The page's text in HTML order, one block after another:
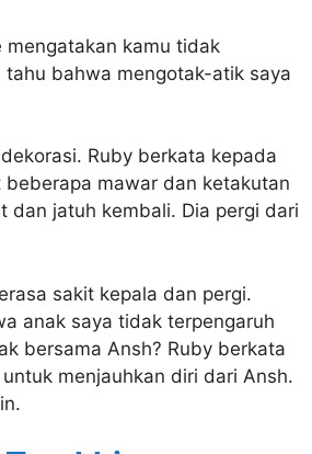
mengatakan kamu tidak
bahwa mengotak-atik saya
Ruby berkata kepada
mawar dan ketakutan
dan jatuh kembali. Dia pergi dari
sakit kepala dan pergi.
anak saya tidak terpengaruh
bersama Ansh? Ruby berkata
menjauhkan diri dari Ansh.